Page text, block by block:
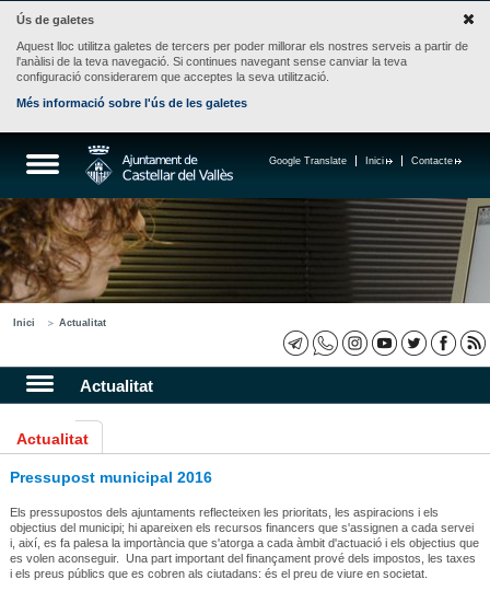
Ús de galetes
Aquest lloc utilitza galetes de tercers per poder millorar els nostres serveis a partir de
l'anàlisi de la teva navegació. Si continues navegant sense canviar la teva
configuració considerarem que acceptes la seva utilització.
Més informació sobre l'ús de les galetes
Contacte
Inici
Google Translate
Inici Actualitat
Actualitat
Actualitat
Pressupost municipal 2016
Els pressupostos dels ajuntaments reflecteixen les prioritats, les aspiracions i els
objectius del municipi; hi apareixen els recursos financers que s'assignen a cada servei
i, així, es fa palesa la importància que s'atorga a cada àmbit d'actuació i els objectius que
es volen aconseguir. Una part important del finançament prové dels impostos, les taxes
i els preus públics que es cobren als ciutadans: és el preu de viure en societat.